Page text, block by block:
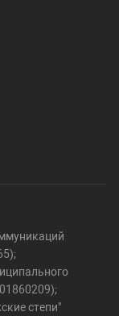
степи"